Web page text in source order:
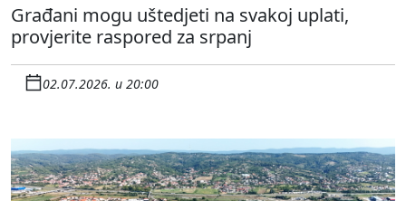
Građani mogu uštedjeti na svakoj uplati,
provjerite raspored za srpanj
02.07.2026. u 20:00